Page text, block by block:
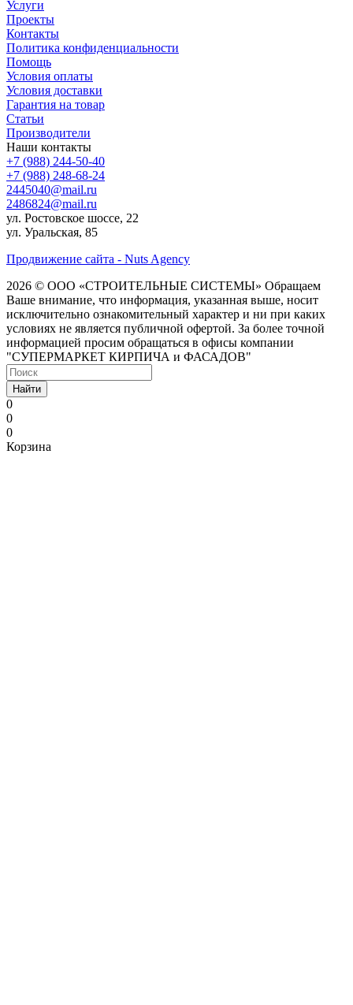
Услуги
Проекты
Контакты
Политика конфиденциальности
Помощь
Условия оплаты
Условия доставки
Гарантия на товар
Статьи
Производители
Наши контакты
+7 (988) 244-50-40
+7 (988) 248-68-24
2445040@mail.ru
2486824@mail.ru
ул. Ростовское шоссе, 22
ул. Уральская, 85
Продвижение сайта - Nuts Agency
2026 © ООО «СТРОИТЕЛЬНЫЕ СИСТЕМЫ» Обращаем
Ваше внимание, что информация, указанная выше, носит
исключительно ознакомительный характер и ни при каких
условиях не является публичной офертой. За более точной
информацией просим обращаться в офисы компании
"СУПЕРМАРКЕТ КИРПИЧА и ФАСАДОВ"
Найти
0
0
0
Корзина